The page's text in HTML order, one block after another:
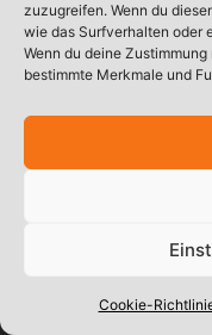
zuzugreifen. Wenn du
wie das Surfverhalten oder
Wenn du deine
bestimmte Merkmale und
Cookie-
Cookie-Richtlinie
E-Mail:
Mobil:
1994-2026 ©